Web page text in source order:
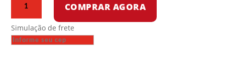
-
Mamãe
COMPRAR AGORA
Simulação de frete